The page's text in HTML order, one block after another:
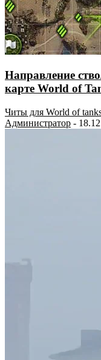
Направление
карте World of
Читы для World of
Администратор -